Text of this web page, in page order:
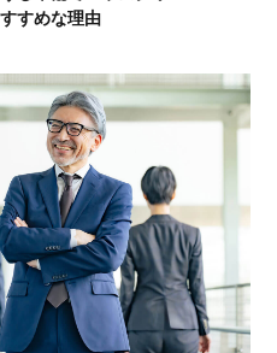
すめな理由